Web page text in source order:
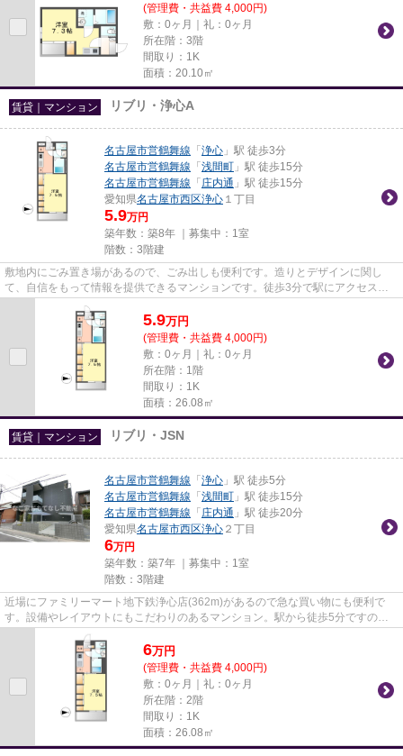
(管理費・共益費 4,000円)
敷：0ヶ月｜礼：0ヶ月
所在階：3階
間取り：1K
面積：20.10㎡
賃貸｜マンション リブリ・浄心A
名古屋市営鶴舞線 「 浄心 」駅 徒歩3分
名古屋市営鶴舞線 「 浅間町 」駅 徒歩15分
名古屋市営鶴舞線 「 庄内通 」駅 徒歩15分
愛知県名古屋市西区浄心 １丁目
5.9万円
築年数：築8年 ｜募集中： 1室
階数：3階建
敷地内にごみ置き場があるので、ごみ出しも便利です。造りとデザインに関し
て、自信をもって情報を提供できるマンションです。徒歩3分で駅にアクセス可
能な、魅力的な駅近物件です。気...
5.9万円
(管理費・共益費 4,000円)
敷：0ヶ月｜礼：0ヶ月
所在階：1階
間取り：1K
面積：26.08㎡
賃貸｜マンション リブリ・JSN
名古屋市営鶴舞線 「 浄心 」駅 徒歩5分
名古屋市営鶴舞線 「 浅間町 」駅 徒歩15分
名古屋市営鶴舞線 「 庄内通 」駅 徒歩20分
愛知県名古屋市西区浄心 ２丁目
6万円
築年数：築7年 ｜募集中： 1室
階数：3階建
近場にファミリーマート地下鉄浄心店(362m)があるので急な買い物にも便利で
す。設備やレイアウトにもこだわりのあるマンション。駅から徒歩5分ですの
で、朝食をゆっくり食べる時間が作...
6万円
(管理費・共益費 4,000円)
敷：0ヶ月｜礼：0ヶ月
所在階：2階
間取り：1K
面積：26.08㎡